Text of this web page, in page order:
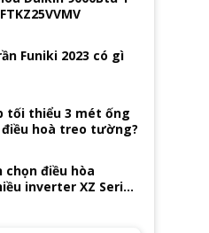
Funiki 2023 có gì
tối thiểu 3 mét ống
hoà treo tường?
chọn điều hòa
inverter XZ Series